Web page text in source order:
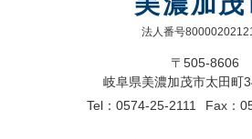
法人番号
〒505-8606
岐阜県美濃加茂市太田町
Tel：0574-25-2111
Fax：